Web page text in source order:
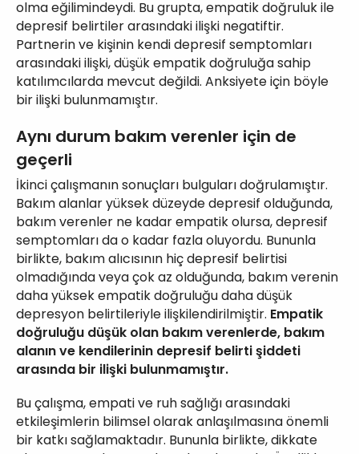
olma eğilimindeydi. Bu grupta, empatik doğruluk ile
depresif belirtiler arasındaki ilişki negatiftir.
Partnerin ve kişinin kendi depresif semptomları
arasındaki ilişki, düşük empatik doğruluğa sahip
katılımcılarda mevcut değildi. Anksiyete için böyle
bir ilişki bulunmamıştır.
Aynı durum bakım verenler için de
geçerli
İkinci çalışmanın sonuçları bulguları doğrulamıştır.
Bakım alanlar yüksek düzeyde depresif olduğunda,
bakım verenler ne kadar empatik olursa, depresif
semptomları da o kadar fazla oluyordu. Bununla
birlikte, bakım alıcısının hiç depresif belirtisi
olmadığında veya çok az olduğunda, bakım verenin
daha yüksek empatik doğruluğu daha düşük
depresyon belirtileriyle ilişkilendirilmiştir. Empatik
doğruluğu düşük olan bakım verenlerde, bakım
alanın ve kendilerinin depresif belirti şiddeti
arasında bir ilişki bulunmamıştır.
Bu çalışma, empati ve ruh sağlığı arasındaki
etkileşimlerin bilimsel olarak anlaşılmasına önemli
bir katkı sağlamaktadır. Bununla birlikte, dikkate